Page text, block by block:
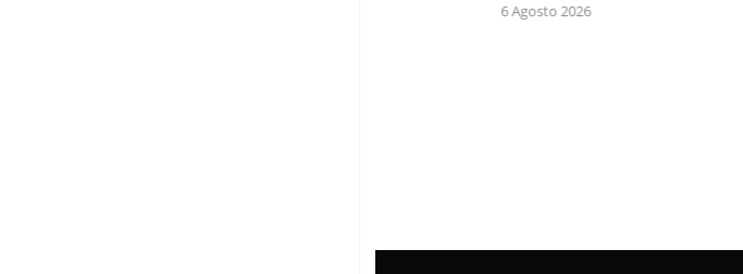
6 Agosto 2026